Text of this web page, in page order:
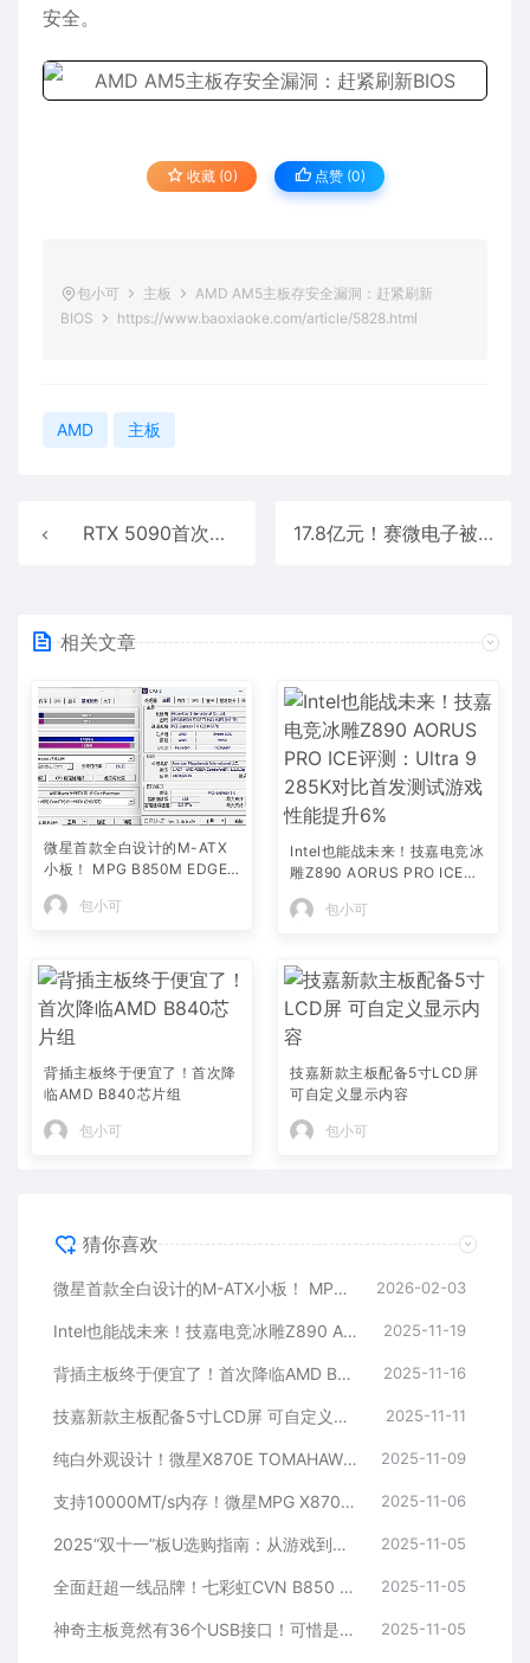
安全。
收藏 (0) 点赞 (0)
包小可 主板
AMD AM5主板存安全漏洞：赶紧刷新
BIOS
https://www.baoxiaoke.com/article/5828.html
AMD 主板
RTX 5090首次跌破2万元！中国玩家悲催：国内RTX 4090性能成上限 17.8亿元！赛微电子被迫卖掉海外晶圆厂
相关文章
微星首款全白设计的M-ATX
小板！ MPG B850M EDGE
TIMAX WIF刀锋 钛评测
包小可
Intel也能战未来！技嘉电竞冰
雕Z890 AORUS PRO ICE评
测：Ultra 9 285K对比首发测
试游戏性能提升6%
包小可
背插主板终于便宜了！首次降
临AMD B840芯片组
包小可
技嘉新款主板配备5寸LCD屏
可自定义显示内容
包小可
猜你喜欢
微星首款全白设计的M-ATX小板！ MPG B850M EDGE TIMAX WIF刀锋 钛评测 2026-02-03
Intel也能战未来！技嘉电竞冰雕Z890 AORUS PRO ICE评测：Ultra 9 285K对比首发测试游戏性能提升6% 2025-11-19
背插主板终于便宜了！首次降临AMD B840芯片组 2025-11-16
技嘉新款主板配备5寸LCD屏 可自定义显示内容 2025-11-11
纯白外观设计！微星X870E TOMAHAWK MAX WIFI PZ背插主板首发3299元 2025-11-09
支持10000MT/s内存！微星MPG X870I EDGE TI EVO WIFI主板图赏 2025-11-06
2025“双十一”板U选购指南：从游戏到生产力，高性价比搭配推荐！ 2025-11-05
全面赶超一线品牌！七彩虹CVN B850 ARK FROZEN v14方舟主板评测：一键降低12ns延迟 2025-11-05
神奇主板竟然有36个USB接口！可惜是Intel老平台 还都是USB-A 2025-11-05